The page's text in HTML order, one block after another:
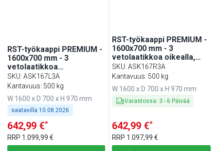
RST-työkaappi PREMIUM -
1600x700 mm - 3
vetolaatikkoa
vasemmalla, liukuovet -
roiskesuoja
SKU: ASK167L3A
Kantavuus: 500 kg
W 1600 x D 700 x H 970 mm
saatavilla 10.08.2026
642,99 €*
RRP 1.099,99 €
RST-työkaappi PREMIUM -
1600x700 mm - 3
vetolaatikkoa oikealla,
liukuovet - roiskesuoja
SKU:ASK167R3A
Kantavuus: 500 kg
W 1600 x D 700 x H 970 mm
Varastossa: 3 - 6 Päivää
642,99 €*
RRP 1.097,99 €